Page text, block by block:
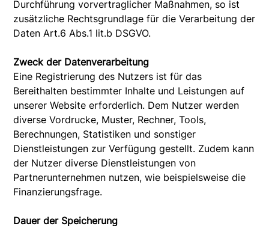
Durchführung vorvertraglicher Maßnahmen, so ist
zusätzliche Rechtsgrundlage für die Verarbeitung der
Daten Art.6 Abs.1 lit.b DSGVO.
Zweck der Datenverarbeitung
Eine Registrierung des Nutzers ist für das
Bereithalten bestimmter Inhalte und Leistungen auf
unserer Website erforderlich. Dem Nutzer werden
diverse Vordrucke, Muster, Rechner, Tools,
Berechnungen, Statistiken und sonstiger
Dienstleistungen zur Verfügung gestellt. Zudem kann
der Nutzer diverse Dienstleistungen von
Partnerunternehmen nutzen, wie beispielsweise die
Finanzierungsfrage.
Dauer der Speicherung